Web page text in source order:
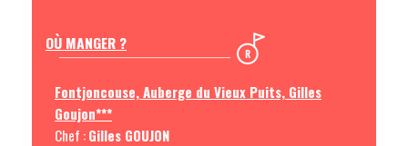
OÙ MANGER ?
Fontjoncouse, Auberge du Vieux Puits, Gilles
Goujon***
Chef :Gilles GOUJON